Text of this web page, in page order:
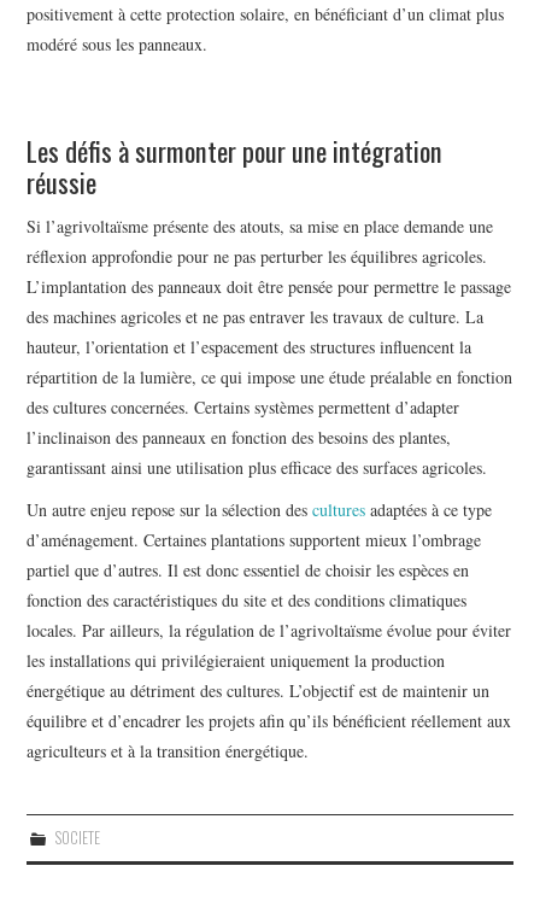
positivement à cette protection solaire, en bénéficiant d’un climat plus
modéré sous les panneaux.
Les défis à surmonter pour une intégration
réussie
Si l’agrivoltaïsme présente des atouts, sa mise en place demande une
réflexion approfondie pour ne pas perturber les équilibres agricoles.
L’implantation des panneaux doit être pensée pour permettre le passage
des machines agricoles et ne pas entraver les travaux de culture. La
hauteur, l’orientation et l’espacement des structures influencent la
répartition de la lumière, ce qui impose une étude préalable en fonction
des cultures concernées. Certains systèmes permettent d’adapter
l’inclinaison des panneaux en fonction des besoins des plantes,
garantissant ainsi une utilisation plus efficace des surfaces agricoles.
Un autre enjeu repose sur la sélection des cultures adaptées à ce type
d’aménagement. Certaines plantations supportent mieux l’ombrage
partiel que d’autres. Il est donc essentiel de choisir les espèces en
fonction des caractéristiques du site et des conditions climatiques
locales. Par ailleurs, la régulation de l’agrivoltaïsme évolue pour éviter
les installations qui privilégieraient uniquement la production
énergétique au détriment des cultures. L’objectif est de maintenir un
équilibre et d’encadrer les projets afin qu’ils bénéficient réellement aux
agriculteurs et à la transition énergétique.
SOCIETE